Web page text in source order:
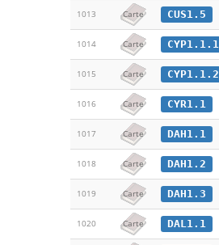
1013 Carte CUS1.5
1014 Carte CYP1.1.1
1015 Carte CYP1.1.2
1016 Carte CYR1.1
1017 Carte DAH1.1
1018 Carte DAH1.2
1019 Carte DAH1.3
1020 Carte DAL1.1